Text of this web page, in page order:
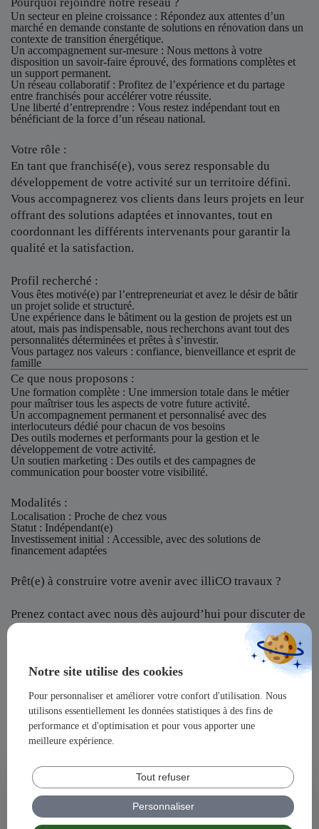
Notre site utilise des cookies
Pour personnaliser et améliorer votre confort d'utilisation. Nous
utilisons essentiellement les données statistiques à des fins de
performance et d'optimisation et pour vous apporter une
meilleure expérience.
Tout refuser
Personnaliser
Un secteur en pleine croissance : Répondez aux attentes d’un
marché en demande constante de solutions en rénovation dans un
contexte de transition énergétique.
Un accompagnement sur-mesure : Nous mettons à votre
disposition un savoir-faire éprouvé, des formations complètes et
un support permanent.
Un réseau collaboratif: Profitez de l’expérience et du partage
entre franchisés pour accélérer votre réussite.
Une liberté d’entreprendre : Vous restez indépendant tout en
bénéficiant de la force d’un réseau national.
Votre rôle :
En tant que franchisé(e), vous serez responsable du
développement de votre activité sur un territoire défini.
Vous accompagnerez vos clients dans leurs projets en leur
offrant des solutions adaptées et innovantes, tout en
coordonnant les différents intervenants pour garantir la
qualité et la satisfaction.
Profil recherché :
Vous êtes motivé(e) par l’entrepreneuriat et avez le désir de bâtir
un projet solide et structuré.
Une expérience dans le bâtiment ou la gestion de projets est un
atout, mais pas indispensable, nous recherchons avant tout des
personnalités déterminées et prêtes à s’investir.
Vous partagez nos valeurs : confiance, bienveillance et esprit de
famille
Ce que nous proposons :
Une formation complète : Une immersion totale dans le métier
pour maîtriser tous les aspects de votre future activité.
Un accompagnement permanent et personnalisé avec des
interlocuteurs dédié pour chacun de vos besoins
Des outils modernes et performants pour la gestion et le
développement de votre activité.
Un soutien marketing : Des outils et des campagnes de
communication pour booster votre visibilité.
Modalités :
Localisation : Proche de chez vous
Statut : Indépendant(e)
Investissement initial : Accessible, avec des solutions de
financement adaptées
Prêt(e) à construire votre avenir avec illiCO travaux ?
Prenez contact avec nous dès aujourd’hui pour discuter de
votre projet et rejoindre notre réseau !
illiCO travaux vous offre l’opportunité de devenir un
acteur majeur dans un secteur dynamique et en pleine
expansion !
Ensemble, construisons votre avenir et votre succès avec
illiCO travaux !
Postuler à l'offre
Directeur d’agence franchisé F/H,
secteur Boulogne-Billancourt (92)